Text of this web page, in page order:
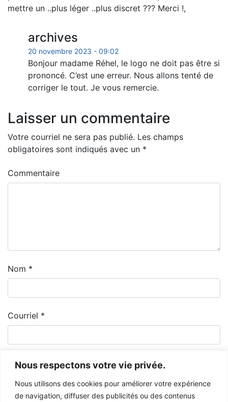
Nous respectons votre vie privée.
Nous utilisons des cookies pour améliorer votre expérience
de navigation, diffuser des publicités ou des contenus
mettre un ..plus léger ..plus discret ??? Merci !,
archives
20 novembre 2023 - 09:02
Bonjour madame Réhel, le logo ne doit pas être si
prononcé. C’est une erreur. Nous allons tenté de
corriger le tout. Je vous remercie.
Laisser un commentaire
Votre courriel ne sera pas publié. Les champs
obligatoires sont indiqués avec un *
Commentaire
Nom *
Courriel *